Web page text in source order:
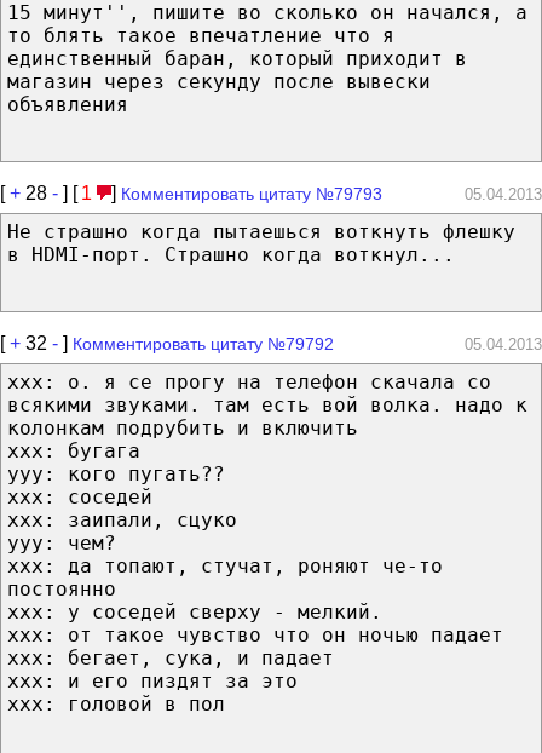
15 минут'', пишите во сколько он начался, а
то блять такое впечатление что я
единственный баран, который приходит в
магазин через секунду после вывески
объявления
[+ 28 - ] [ 1 ] Комментировать цитату №79793 05.04.2013
Не страшно когда пытаешься воткнуть флешку
в HDMI-порт. Страшно когда воткнул...
[+ 32 - ] Комментировать цитату №79792 05.04.2013
xxx: о. я се прогу на телефон скачала со
всякими звуками. там есть вой волка. надо к
колонкам подрубить и включить
xxx: бугага
yyy: кого пугать??
xxx: соседей
xxx: заипали, сцуко
yyy: чем?
xxx: да топают, стучат, роняют че-то
постоянно
xxx: у соседей сверху - мелкий.
xxx: от такое чувство что он ночью падает
xxx: бегает, сука, и падает
xxx: и его пиздят за это
xxx: головой в пол